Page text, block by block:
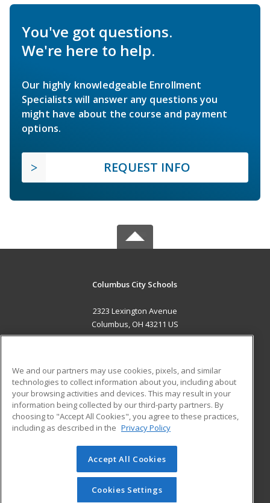
You've got questions.
We're here to help.
Our highly knowledgeable Enrollment
Specialists will answer any questions you
might have about the course and payment
options.
REQUEST INFO
Columbus City Schools
2323 Lexington Avenue
Columbus, OH 43211 US
ADDITIONAL RESOURCES
Military
Financial Assistance
Help
Student Blog
© 2026 ed2go, a division of Cengage Learning. All rights
reserved. The material on this site cannot be reproduced or
redistributed unless you have obtained prior written
We and our partners may use cookies, pixels, and similar
technologies to collect information about you, including about
your browsing activities and devices. This may result in your
information being collected by our third-party partners. By
choosing to "Accept All Cookies", you agree to these practices,
including as described in the Privacy Policy
Accept All Cookies
Cookies Settings